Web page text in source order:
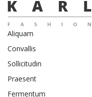
Aliquam
Convallis
Sollicitudin
Praesent
Fermentum